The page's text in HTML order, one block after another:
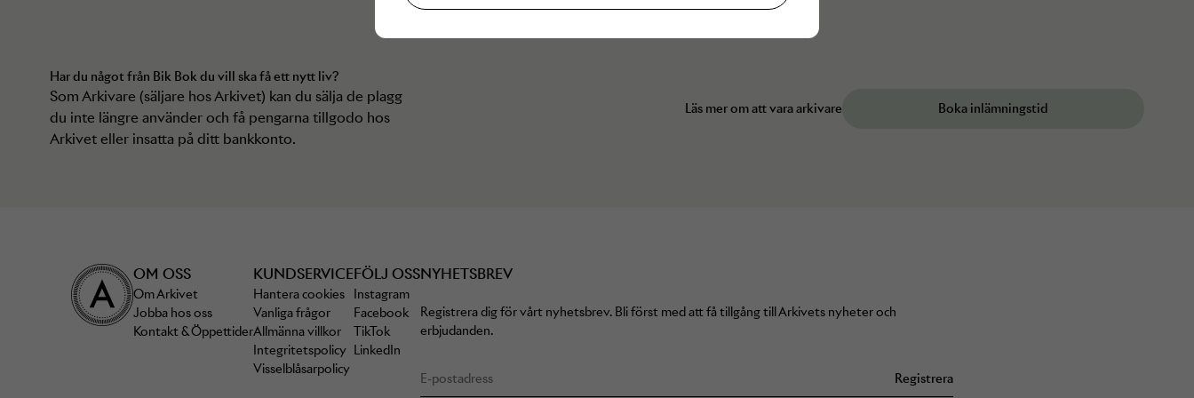
Har du något från Bik Bokdu vill ska få ett nytt liv?
Som Arkivare (säljare hos Arkivet) kan du sälja de plagg
du inte längre använder och få pengarna tillgodo hos
Arkivet eller insatta på ditt bankkonto.
Läs mer om att vara arkivare Boka inlämningstid
OM OSS
Om Arkivet
Jobba hos oss
Kontakt & Öppettider
KUNDSERVICE
Hantera cookies
Vanliga frågor
Allmänna villkor
Integritetspolicy
Visselblåsarpolicy
FÖLJ OSS
Instagram
Facebook
TikTok
LinkedIn
NYHETSBREV
Registrera dig för vårt nyhetsbrev. Bli först med att få tillgång till Arkivets nyheter och
erbjudanden.
Registrera